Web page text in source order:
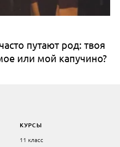
путают род: твоя
или мой капучино?
КУРСЫ
11 класс